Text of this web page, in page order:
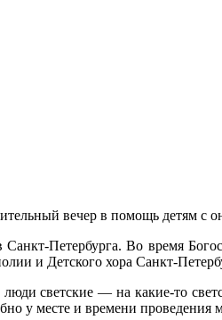
вечер в помощь детям с
Петербурга. Во время
и Детского хора Санкт-
светские — на какие-то
у месте и времени